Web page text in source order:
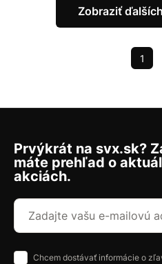
Zobraziť
1
Prvýkrát na svx.sk?
máte prehľad o
akciách.
Chcem dostávať informácie o